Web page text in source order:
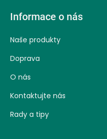
á
p
a
Informace o nás
Naše produkty
Doprava
O nás
Kontaktujte nás
Rady a tipy